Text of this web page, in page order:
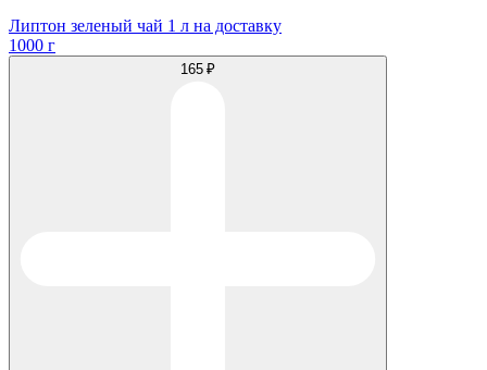
Липтон зеленый чай 1 л на доставку
1000 г
165 ₽